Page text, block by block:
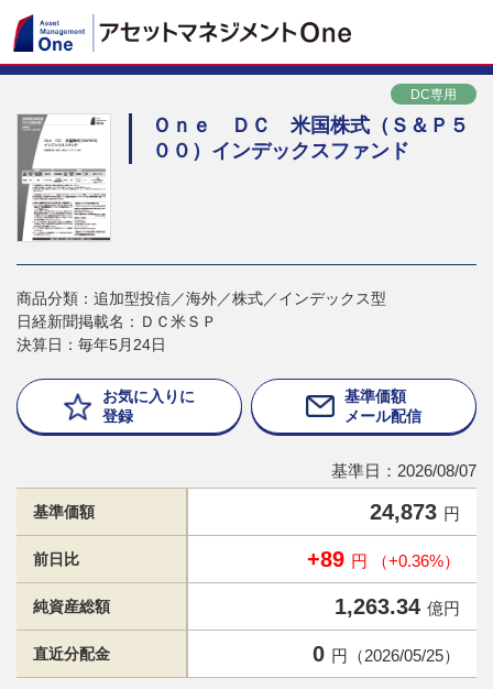
DC専用
Ｏｎｅ ＤＣ 米国株式（Ｓ＆Ｐ５
００）インデックスファンド
商品分類：追加型投信／海外／株式／インデックス型
日経新聞掲載名：ＤＣ米ＳＰ
決算日：毎年5月24日
お気に入りに
登録
基準価額
メール配信
基準日：2026/08/07
基準価額 24,873 円
前日比 +89 円 （+0.36%）
純資産総額 1,263.34 億円
直近分配金 0 円（2026/05/25）